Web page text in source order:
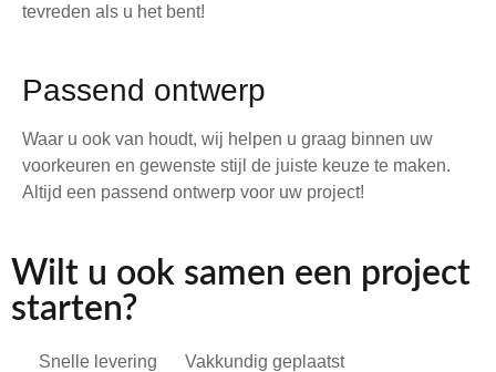
tevreden als u het bent!
Passend ontwerp
Waar u ook van houdt, wij helpen u graag binnen uw
voorkeuren en gewenste stijl de juiste keuze te maken.
Altijd een passend ontwerp voor uw project!
Wilt u ook samen een project
starten?
Snelle levering
Vakkundig geplaatst